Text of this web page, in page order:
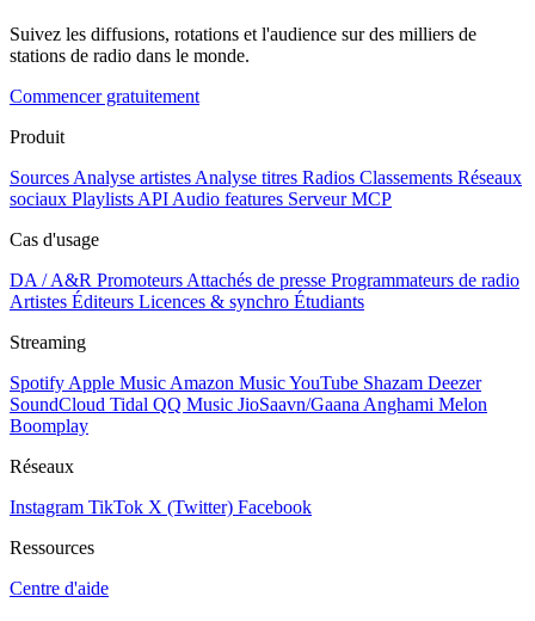
Suivez les diffusions, rotations et l'audience sur des milliers de
stations de radio dans le monde.
Commencer gratuitement
Produit
Sources Analyse artistes Analyse titres Radios Classements Réseaux
sociaux Playlists API Audio features Serveur MCP
Cas d'usage
DA / A&R Promoteurs Attachés de presse Programmateurs de radio
Artistes Éditeurs Licences & synchro Étudiants
Streaming
Spotify Apple Music Amazon MusicYouTube Shazam Deezer
SoundCloud Tidal QQ Music JioSaavn/Gaana Anghami Melon
Boomplay
Réseaux
Instagram TikTok X (Twitter) Facebook
Ressources
Centre d'aide